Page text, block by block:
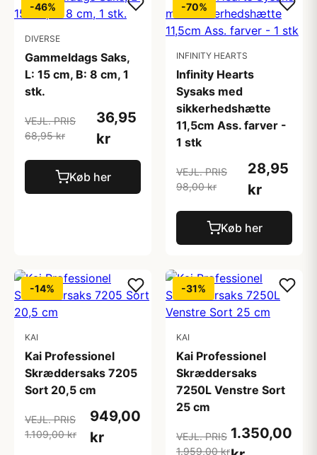
-46%
DIVERSE
Gammeldags Saks,
L: 15 cm, B: 8 cm, 1
stk.
VEJL. PRIS
68,95 kr
36,95
kr
Køb her
-70%
INFINITY HEARTS
Infinity Hearts
Sysaks med
sikkerhedshætte
11,5cm Ass. farver -
1 stk
VEJL. PRIS
98,00 kr
28,95
kr
Køb her
-14%
KAI
Kai Professionel
Skræddersaks 7205
Sort 20,5 cm
VEJL. PRIS
1.109,00 kr
949,00
kr
-31%
KAI
Kai Professionel
Skræddersaks
7250L Venstre Sort
25 cm
VEJL. PRIS
1.959,00 kr
1.350,00